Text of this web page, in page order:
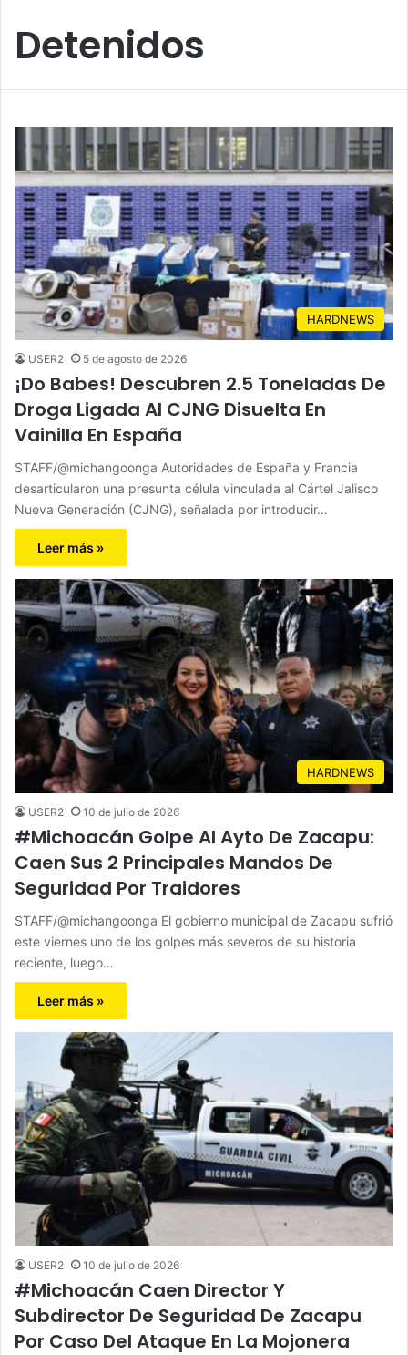
Detenidos
HARDNEWS
USER2 5 de agosto de 2026
¡Do Babes! Descubren 2.5 Toneladas De
Droga Ligada Al CJNG Disuelta En
Vainilla En España
STAFF/@michangoonga Autoridades de España y Francia
desarticularon una presunta célula vinculada al Cártel Jalisco
Nueva Generación (CJNG), señalada por introducir…
Leer más »
HARDNEWS
USER2 10 de julio de 2026
#Michoacán Golpe Al Ayto De Zacapu:
Caen Sus 2 Principales Mandos De
Seguridad Por Traidores
STAFF/@michangoonga El gobierno municipal de Zacapu sufrió
este viernes uno de los golpes más severos de su historia
reciente, luego…
Leer más »
USER2 10 de julio de 2026
#Michoacán Caen Director Y
Subdirector De Seguridad De Zacapu
Por Caso Del Ataque En La Mojonera